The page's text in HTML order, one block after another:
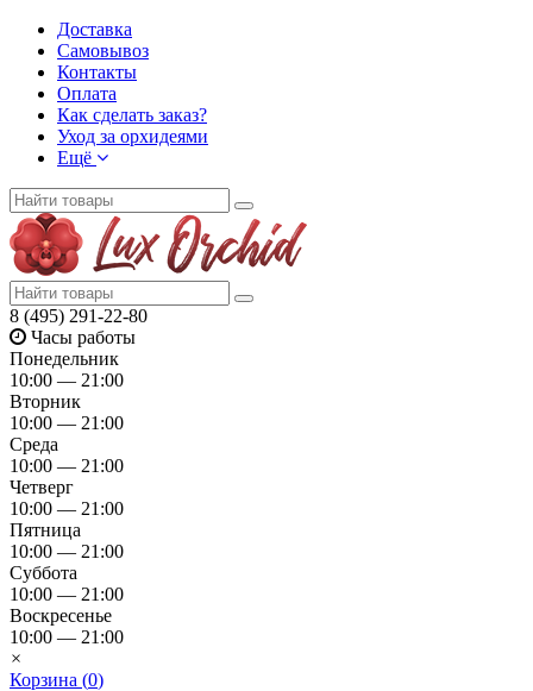
Доставка
Самовывоз
Контакты
Оплата
Как сделать заказ?
Уход за орхидеями
Ещё
8 (495) 291-22-80
Часы работы
Понедельник
10:00 — 21:00
Вторник
10:00 — 21:00
Среда
10:00 — 21:00
Четверг
10:00 — 21:00
Пятница
10:00 — 21:00
Суббота
10:00 — 21:00
Воскресенье
10:00 — 21:00
×
Корзина (0)